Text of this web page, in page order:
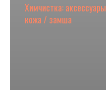
Химчистка: аксессуары
кожа / замша